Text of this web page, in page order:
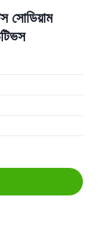
সোডিয়াম